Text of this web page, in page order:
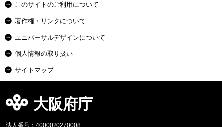
このサイトのご利用について
著作権・リンクについて
ユニバーサルデザインについて
個人情報の取り扱い
サイトマップ
大阪府庁
法人番号：4000020270008